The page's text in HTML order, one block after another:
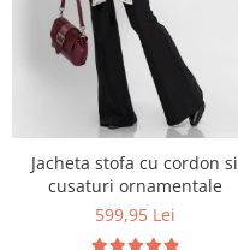
Jacheta stofa cu cordon si
cusaturi ornamentale
599,95 Lei